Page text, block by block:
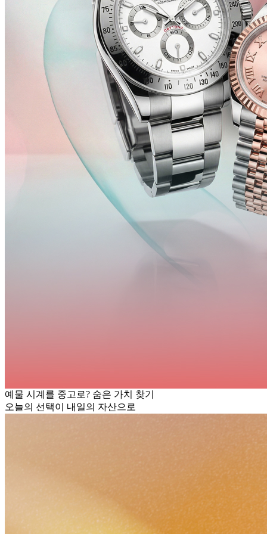
예물 시계를 중고로? 숨은 가치 찾기
오늘의 선택이 내일의 자산으로